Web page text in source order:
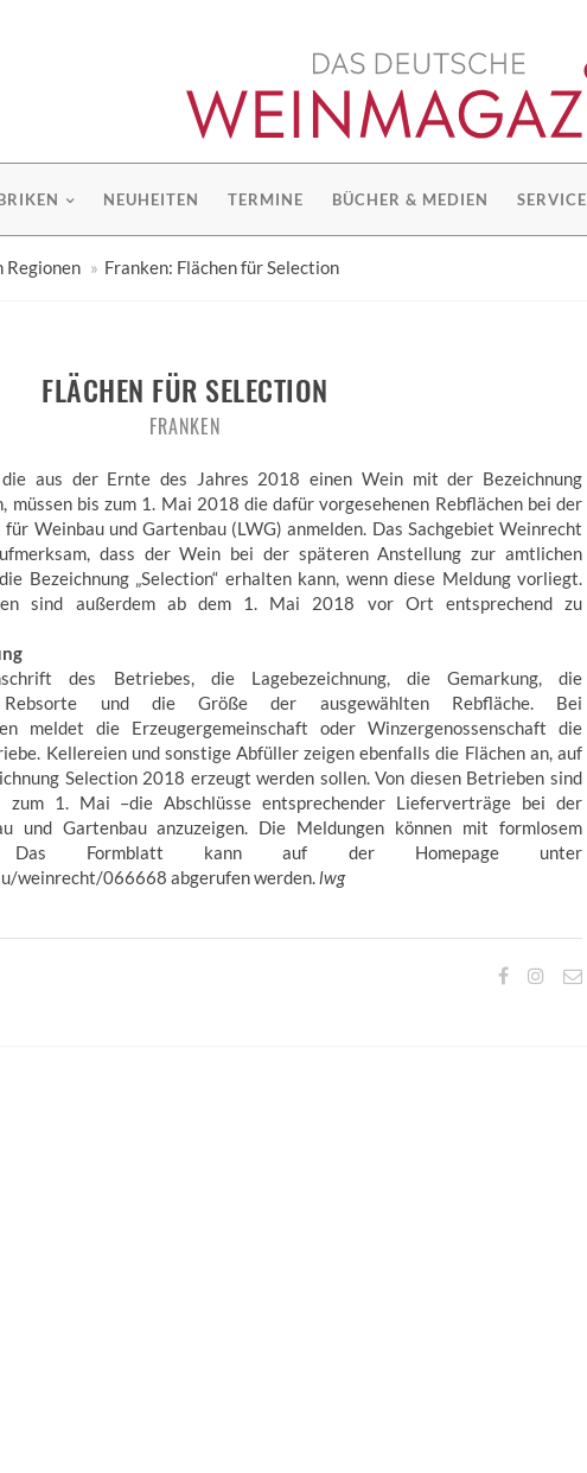
NEUHEITEN TERMINE BÜCHER & MEDIEN SERVICE
Regionen Franken: Flächen für Selection
FLÄCHEN FÜR SELECTION
FRANKEN
aus der Ernte des Jahres 2018 einen Wein mit der Bezeichnung
müssen bis zum 1. Mai 2018 die dafür vorgesehenen Rebflächen bei der
Weinbau und Gartenbau (LWG) anmelden. Das Sachgebiet Weinrecht
dass der Wein bei der späteren Anstellung zur amtlichen
Bezeichnung „Selection“ erhalten kann, wenn diese Meldung vorliegt.
sind außerdem ab dem 1. Mai 2018 vor Ort entsprechend zu
des Betriebes, die Lagebezeichnung, die Gemarkung, die
Rebsorte und die Größe der ausgewählten Rebfläche. Bei
meldet die Erzeugergemeinschaft oder Winzergenossenschaft die
Kellereien und sonstige Abfüller zeigen ebenfalls die Flächen an, auf
Selection 2018 erzeugt werden sollen. Von diesen Betrieben sind
1. Mai –die Abschlüsse entsprechender Lieferverträge bei der
und Gartenbau anzuzeigen. Die Meldungen können mit formlosem
Das Formblatt kann auf der Homepage unter
weinrecht/066668 abgerufen werden.lwg